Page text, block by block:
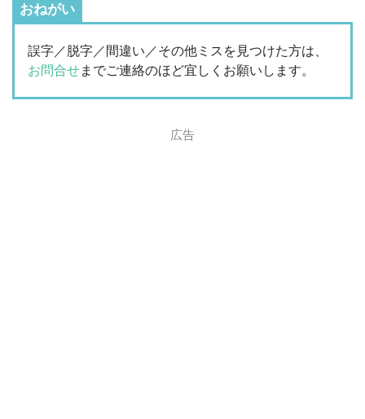
おねがい
誤字／脱字／間違い／その他ミスを見つけた方は、
お問合せまでご連絡のほど宜しくお願いします。
広告